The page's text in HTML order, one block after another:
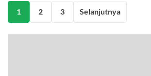
1 2 3 Selanjutnya